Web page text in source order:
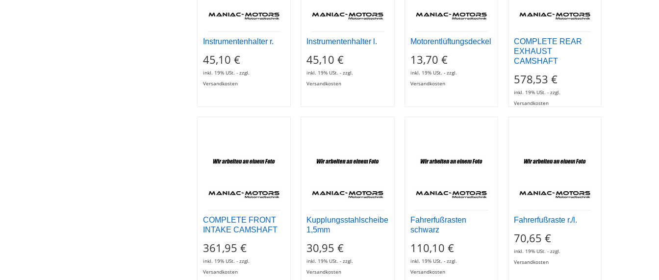
Instrumentenhalter r.
45,10 €
inkl. 19% USt. - zzgl.
Versandkosten
Instrumentenhalter l.
45,10 €
inkl. 19% USt. - zzgl.
Versandkosten
Motorentlüftungsdeckel
13,70 €
inkl. 19% USt. - zzgl.
Versandkosten
COMPLETE REAR
EXHAUST
CAMSHAFT
578,53 €
inkl. 19% USt. - zzgl.
Versandkosten
COMPLETE FRONT
INTAKE CAMSHAFT
361,95 €
inkl. 19% USt. - zzgl.
Versandkosten
Kupplungsstahlscheibe
1,5mm
30,95 €
inkl. 19% USt. - zzgl.
Versandkosten
Fahrerfußrasten
schwarz
110,10 €
inkl. 19% USt. - zzgl.
Versandkosten
Fahrerfußraste r./l.
70,65 €
inkl. 19% USt. - zzgl.
Versandkosten